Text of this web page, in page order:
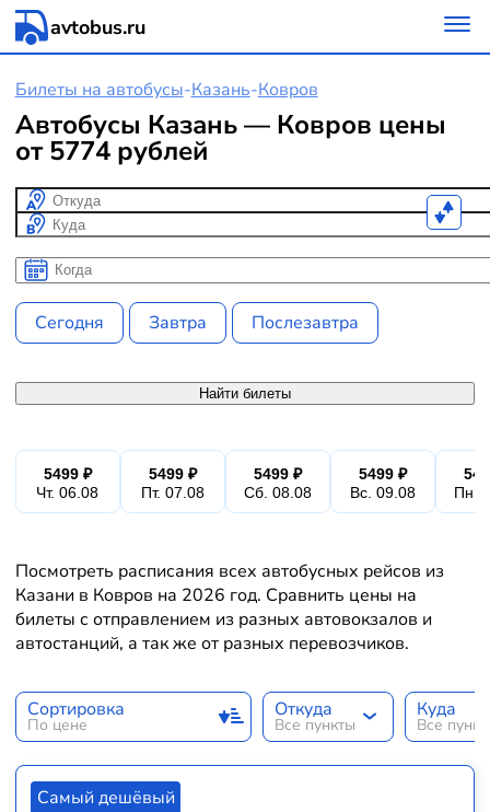
avtobus.ru
Билеты на автобусы-Казань-Ковров
Автобусы Казань — Ковров цены
от 5774 рублей
Откуда
Куда
Когда
Когда
Сегодня Завтра Послезавтра
Найти билеты
5499 ₽
Чт. 06.08
5499 ₽
Пт. 07.08
5499 ₽
Сб. 08.08
5499 ₽
Вс. 09.08
Пн.
Посмотреть расписания всех автобусных рейсов из
Казани в Ковров на 2026 год. Сравнить цены на
билеты с отправлением из разных автовокзалов и
автостанций, а так же от разных перевозчиков.
Сортировка
По цене
Откуда
Все пункты
Куда
Все
Самый дешёвый